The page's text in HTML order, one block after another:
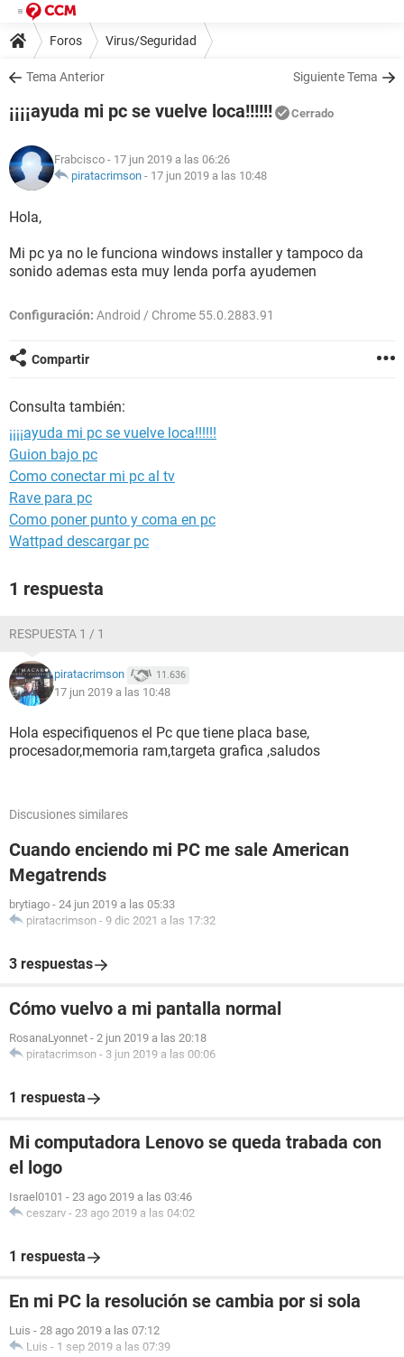
Foros Virus/Seguridad
Tema Anterior Siguiente Tema
¡¡¡¡ayuda mi pc se vuelve loca!!!!!! Cerrado
Frabcisco - 17 jun 2019 a las 06:26
piratacrimson - 17 jun 2019 a las 10:48
Hola,
Mi pc ya no le funciona windows installer y tampoco da
sonido ademas esta muy lenda porfa ayudemen
Configuración: Android / Chrome 55.0.2883.91
Compartir
Consulta también:
¡¡¡¡ayuda mi pc se vuelve loca!!!!!!
Guion bajo pc
Como conectar mi pc al tv
Rave para pc
Como poner punto y coma en pc
Wattpad descargar pc
1 respuesta
RESPUESTA 1 / 1
piratacrimson 11.636
17 jun 2019 a las 10:48
Hola especifiquenos el Pc que tiene placa base,
procesador,memoria ram,targeta grafica ,saludos
Discusiones similares
Cuando enciendo mi PC me sale American
Megatrends
brytiago - 24 jun 2019 a las 05:33
piratacrimson - 9 dic 2021 a las 17:32
3 respuestas
Cómo vuelvo a mi pantalla normal
RosanaLyonnet - 2 jun 2019 a las 20:18
piratacrimson - 3 jun 2019 a las 00:06
1 respuesta
Mi computadora Lenovo se queda trabada con
el logo
Israel0101 - 23 ago 2019 a las 03:46
ceszarv - 23 ago 2019 a las 04:02
1 respuesta
En mi PC la resolución se cambia por si sola
Luis - 28 ago 2019 a las 07:12
Luis - 1 sep 2019 a las 07:39